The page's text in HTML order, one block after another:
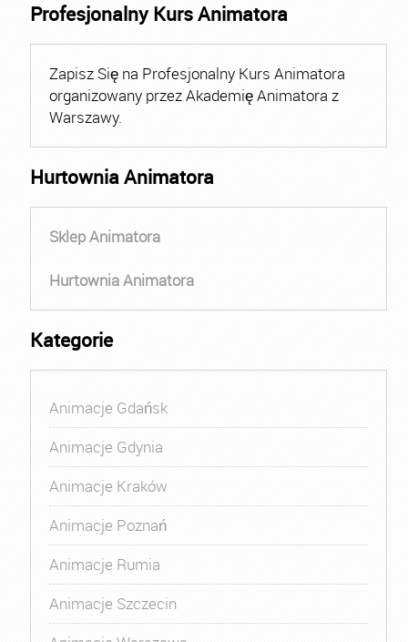
Profesjonalny Kurs Animatora
Zapisz Się na Profesjonalny Kurs Animatora
organizowany przez Akademię Animatora z
Warszawy.
Hurtownia Animatora
Sklep Animatora
Hurtownia Animatora
Kategorie
Animacje Gdańsk
Animacje Gdynia
Animacje Kraków
Animacje Poznań
Animacje Rumia
Animacje Szczecin